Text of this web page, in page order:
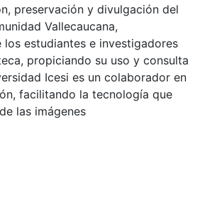
preservación y divulgación del
Vallecaucana,
los estudiantes e investigadores
propiciando su uso y consulta
Icesi es un colaborador en
facilitando la tecnología que
las imágenes